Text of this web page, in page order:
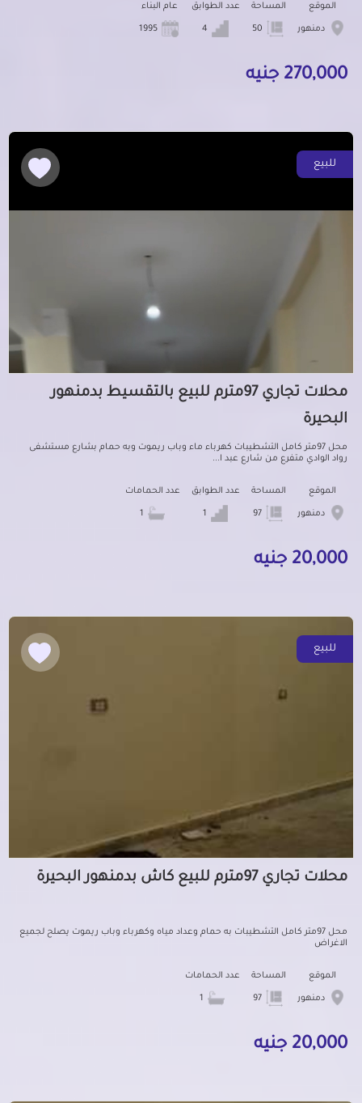
الموقع
دمنهور
المساحة عدد الطوابق عام البناء
270,000 جنيه
للبيع
محلات تجاري 97مترم للبيع بالتقسيط بدمنهور
البحيرة
محل 97متر كامل التشطيبات كهرباء ماء وباب ريموت وبه حمام بشارع مستشفى
رواد الوادي متفرع من شارع عبد ا...
الموقع
دمنهور
المساحة عدد الطوابق عدد الحمامات
20,000 جنيه
للبيع
محلات تجاري 97مترم للبيع كاش بدمنهور البحيرة
محل 97متر كامل التشطيبات به حمام وعداد مياه وكهرباء وباب ريموت يصلح لجميع
الاغراض
الموقع
دمنهور
المساحة عدد الحمامات
20,000 جنيه